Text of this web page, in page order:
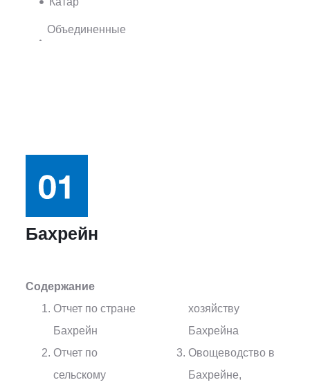
Объединенные
Бахрейн
Содержание
Отчет по стране
Бахрейн
Отчет по
сельскому
хозяйству
Бахрейна
Овощеводство в
Бахрейне,